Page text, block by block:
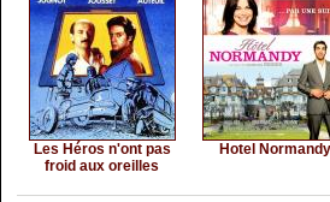
Les Héros n'ont pas
froid aux oreilles
Hotel Normandy